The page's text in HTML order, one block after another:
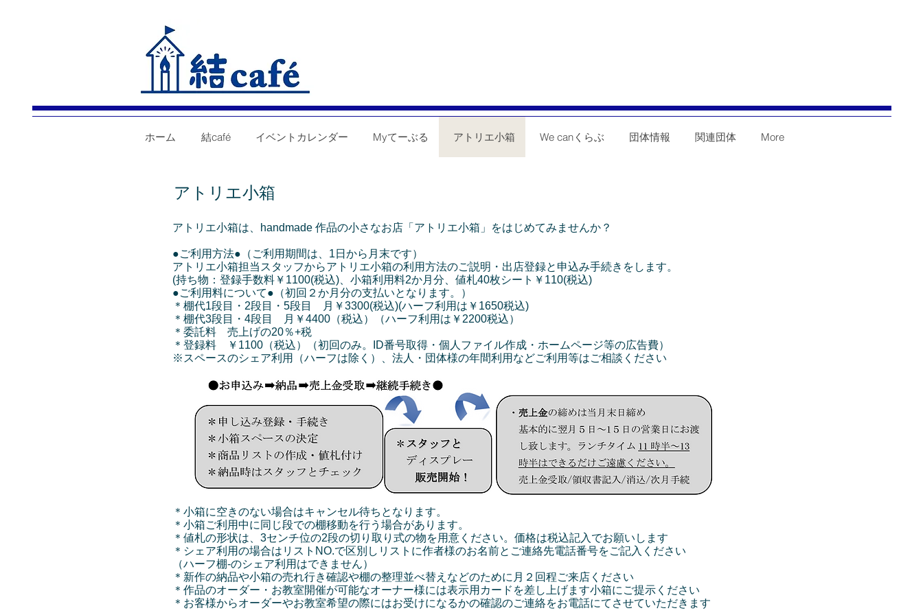
ホーム 結café イベントカレンダー Myてーぶる アトリエ小箱 We canくらぶ 団体情報 関連団体 More
アトリエ小箱
アトリエ小箱は、handmade 作品の小さなお店「アトリエ小箱」をはじめてみませんか？
●ご利用方法●（ご利用期間は、1日から月末です）
アトリエ小箱担当スタッフからアトリエ小箱の利用方法のご説明・出店登録と申込み手続きをします。
(持ち物：登録手数料￥1100(税込)、小箱利用料2か月分、値札40枚シート￥110(税込)
●ご利用料について●（初回２か月分の支払いとなります。）
＊棚代1段目・2段目・5段目 月￥3300(税込)(ハーフ利用は￥1650税込)
＊棚代3段目・4段目 月￥4400（税込）（ハーフ利用は￥2200税込）
＊委託料 売上げの20％+税
＊登録料 ￥1100（税込）（初回のみ。ID番号取得・個人ファイル作成・ホームページ等の広告費）
※スペースのシェア利用（ハーフは除く）、法人・団体様の年間利用などご利用等はご相談ください
＊小箱に空きのない場合はキャンセル待ちとなります。
＊小箱ご利用中に同じ段での棚移動を行う場合があります。
＊値札の形状は、3センチ位の2段の切り取り式の物を用意ください。価格は税込記入でお願いします
＊シェア利用の場合はリストNO.で区別しリストに作者様のお名前とご連絡先電話番号をご記入ください
（ハーフ棚-のシェア利用はできません）
＊新作の納品や小箱の売れ行き確認や棚の整理並べ替えなどのために月２回程ご来店ください
＊作品のオーダー・お教室開催が可能なオーナー様には表示用カードを差し上げます小箱にご提示ください
＊お客様からオーダーやお教室希望の際にはお受けになるかの確認のご連絡をお電話にてさせていただきます